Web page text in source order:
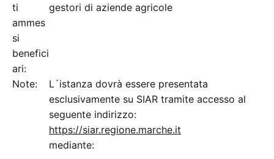
ti
ammes
si
benefici
ari:
gestori di aziende agricole
Note:
L´istanza dovrà essere presentata
esclusivamente su SIAR tramite accesso al
seguente indirizzo:
https://siar.regione.marche.it
mediante: